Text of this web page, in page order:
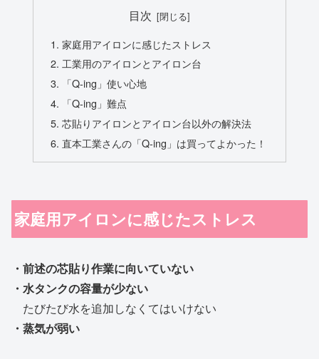
目次
家庭用アイロンに感じたストレス
工業用のアイロンとアイロン台
「Q-ing」使い心地
「Q-ing」難点
芯貼りアイロンとアイロン台以外の解決法
直本工業さんの「Q-ing」は買ってよかった！
家庭用アイロンに感じたストレス
・前述の芯貼り作業に向いていない
・水タンクの容量が少ない
たびたび水を追加しなくてはいけない
・蒸気が弱い